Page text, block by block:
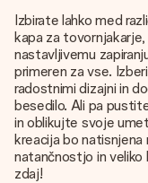
Izbirate lahko med
kapa za
nastavljivemu
primeren za vse.
radostnimi dizajni in
besedilo. Ali pa
in oblikujte svoje
kreacija bo natisnjena
natančnostjo in veliko
zdaj!